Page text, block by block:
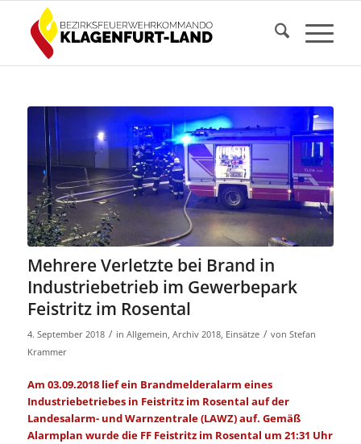
Mehrere Verletzte bei Brand in
Industriebetrieb im Gewerbepark
Feistritz im Rosental
4. September 2018 / in Allgemein, Archiv 2018, Einsätze / von Stefan
Krammer
Am 03.09.2018 lief ein Brandmelderalarm eines
Industriebetriebes in Feistritz im Rosental auf der
Landesalarm- und Warnzentrale (LAWZ) auf. Gemäß
Alarmplan wurde die FF Feistritz im Rosental um 21:31 Uhr